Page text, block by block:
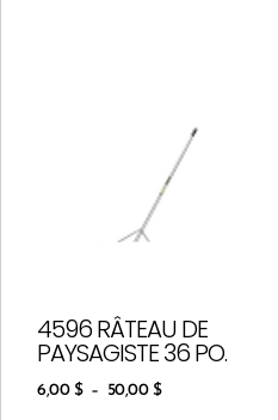
4596 RÂTEAU DE
PAYSAGISTE 36 PO.
6,00 $ – 50,00 $